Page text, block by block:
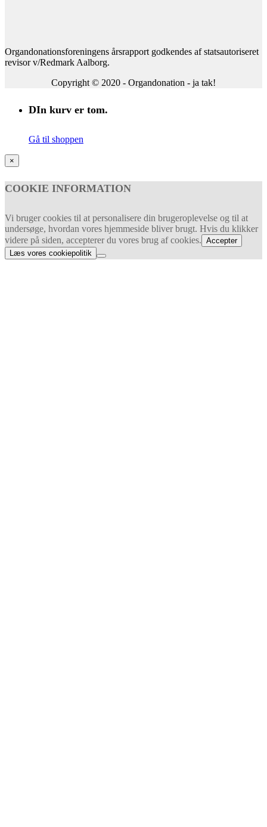
Organdonationsforeningens årsrapport godkendes af statsautoriseret
revisor v/Redmark Aalborg.
Copyright © 2020 - Organdonation - ja tak!
DIn kurv er tom.
Gå til shoppen
×
COOKIE INFORMATION
Vi bruger cookies til at personalisere din brugeroplevelse og til at
undersøge, hvordan vores hjemmeside bliver brugt. Hvis du klikker
videre på siden, accepterer du vores brug af cookies. Accepter
Læs vores cookiepolitik